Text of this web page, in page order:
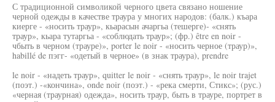
С традиционной символикой черного цвета связано ношение
черной одежды в качестве траура у многих народов: (балк.) къара
киерге - «носить траур», кьарасын ачаргьа (тешерге)- «снять
траур», кьара тутаргьа - «соблюдать траур»; (фр.) être en noir -
чбыть в черном (трауре)», porter le noir - «носить черное (траур)»,
habillé de пэгг- «одетый в черное» (в знак траура), prendre
le noir - «надеть траур», quitter le noir - «снять траур», le noir trajet
(поэт.) -«кончина», onde noir (поэт.) - «река смерти, Стикс»; (рус.)
«черная (траурная) одежда», носить траур, быть в трауре, портрет в